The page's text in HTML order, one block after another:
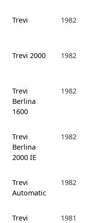
Trevi 1982
Trevi 2000 1982
Trevi
Berlina
1600
1982
Trevi
Berlina
2000 IE
1982
Trevi
Automatic
1982
Trevi 1981